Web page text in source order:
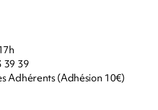
39 39
Adhérents (Adhésion 10€)